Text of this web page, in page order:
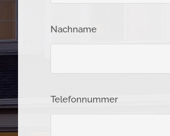
Nachname
Telefonnummer